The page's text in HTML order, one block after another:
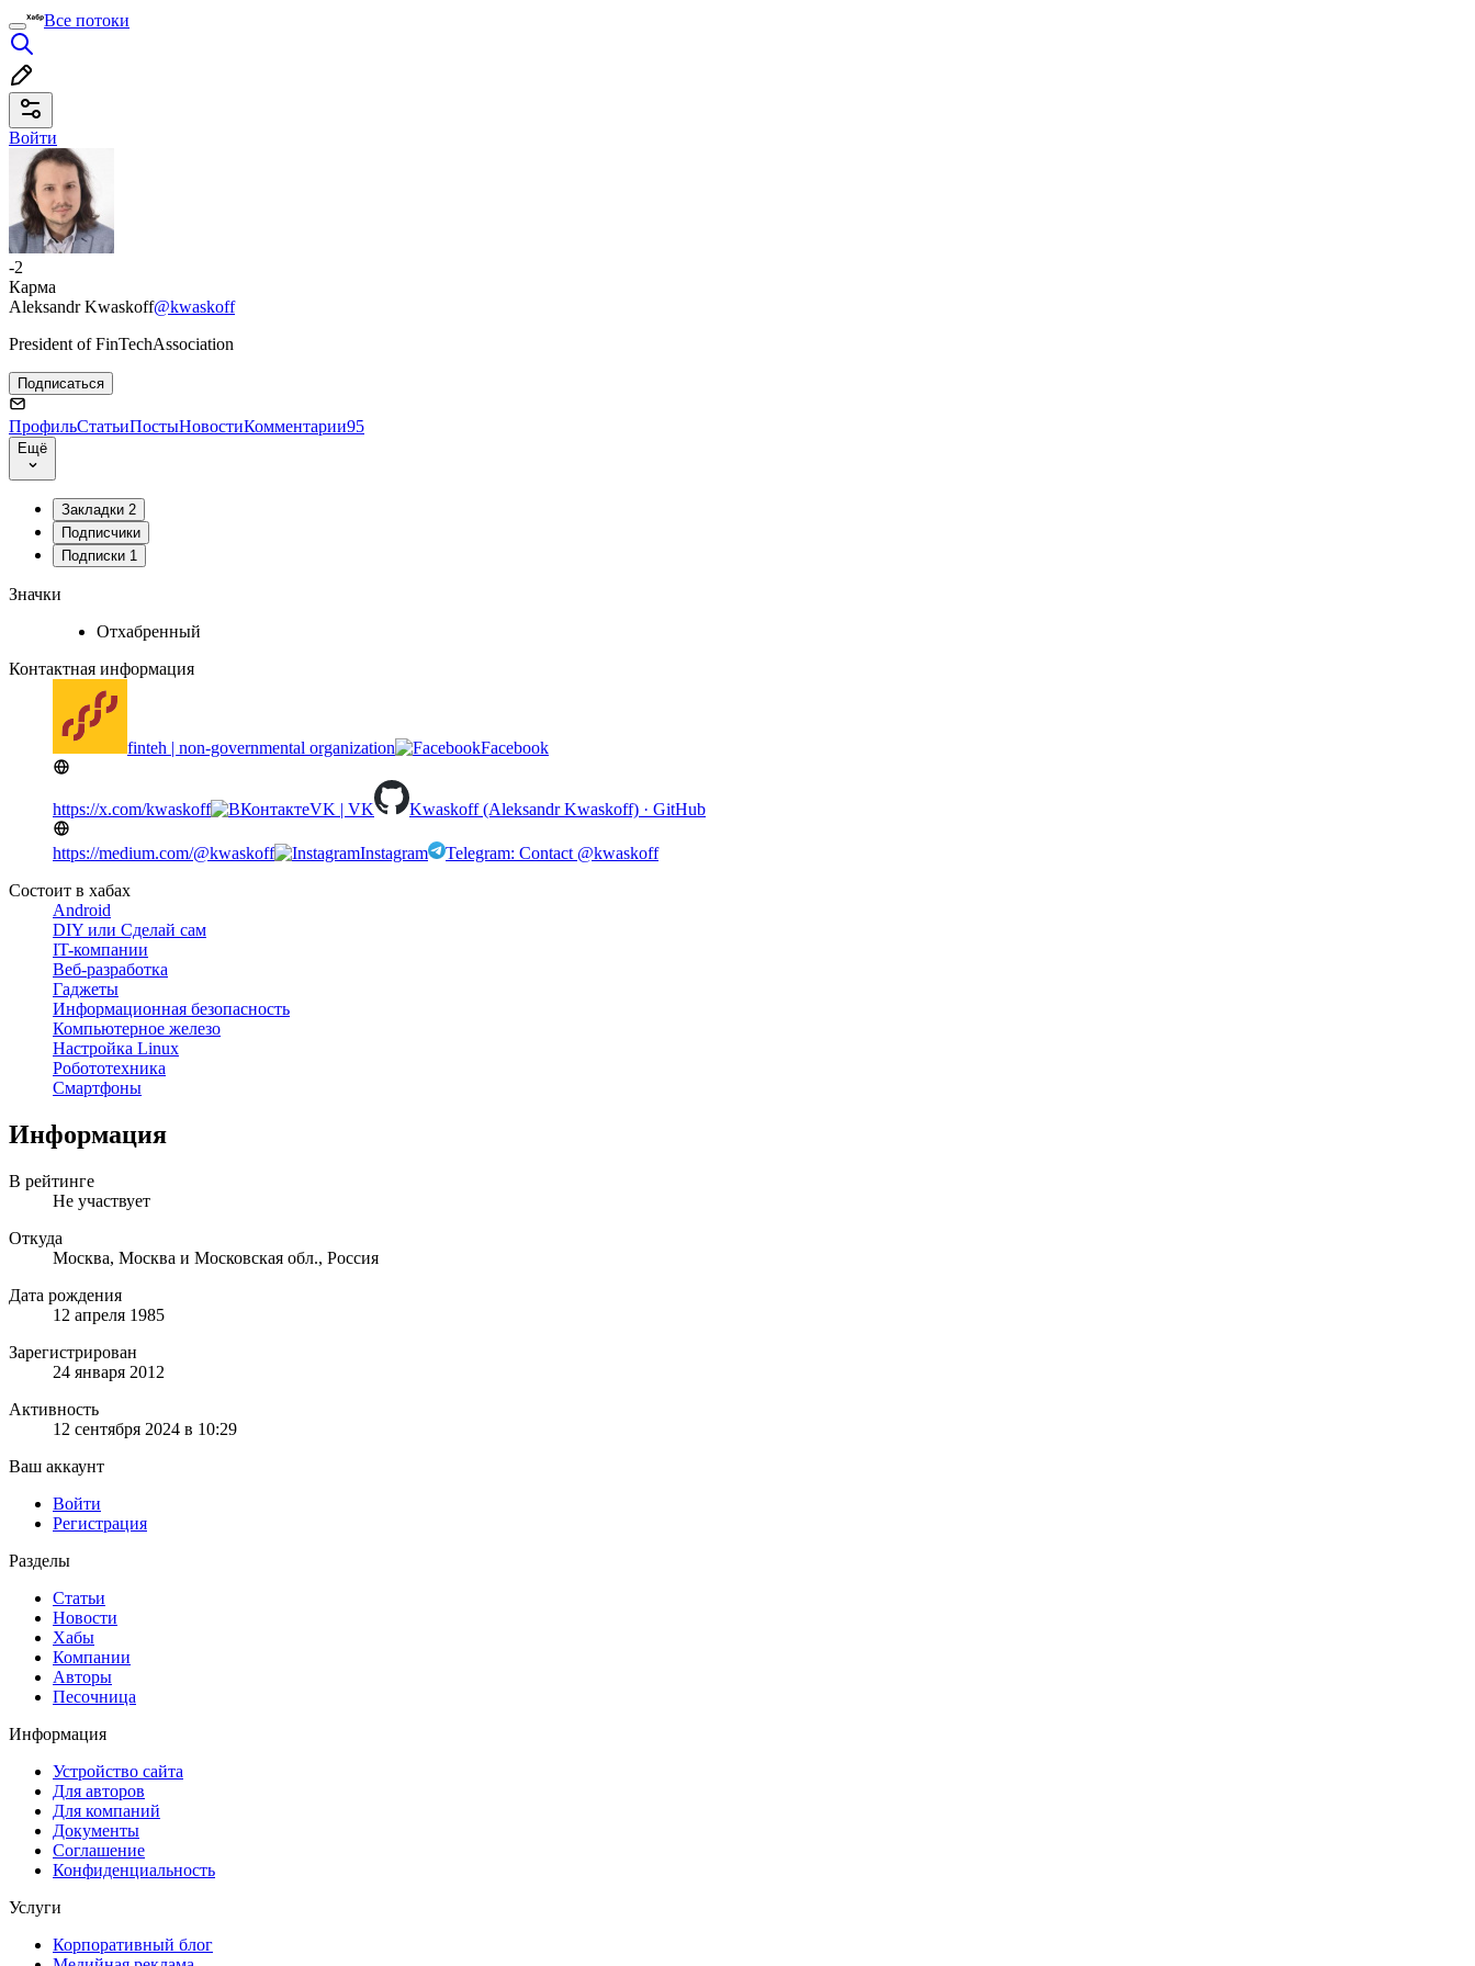
Все потоки
Войти
-2
Карма
Aleksandr Kwaskoff@kwaskoff
President of FinTechAssociation
Подписаться
ПрофильСтатьиПостыНовостиКомментарии95
Ещё
Закладки 2
Подписчики
Подписки 1
Значки
Отхабренный
Контактная информация
finteh | non-governmental organization Facebook
https://x.com/kwaskoff VK | VK Kwaskoff (Aleksandr Kwaskoff) · GitHub
https://medium.com/@kwaskoff Instagram
Telegram: Contact @kwaskoff
Состоит в хабах
Android
DIY или Сделай сам
IT-компании
Веб-разработка
Гаджеты
Информационная безопасность
Компьютерное железо
Настройка Linux
Робототехника
Смартфоны
Информация
В рейтинге
Не участвует
Откуда
Москва, Москва и Московская обл., Россия
Дата рождения
12 апреля 1985
Зарегистрирован
24 января 2012
Активность
12 сентября 2024 в 10:29
Ваш аккаунт
Войти
Регистрация
Разделы
Статьи
Новости
Хабы
Компании
Авторы
Песочница
Информация
Устройство сайта
Для авторов
Для компаний
Документы
Соглашение
Конфиденциальность
Услуги
Корпоративный блог